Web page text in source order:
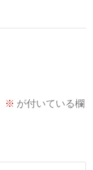
※ が付いている欄